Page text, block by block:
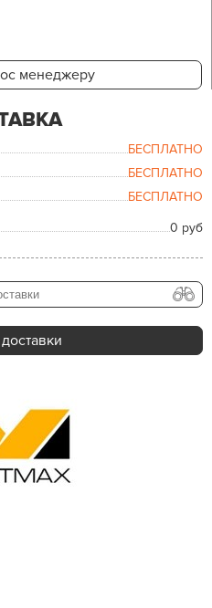
менеджеру
БЕСПЛАТНО
БЕСПЛАТНО
БЕСПЛАТНО
0 руб